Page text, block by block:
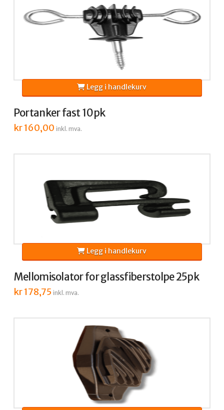
Portanker fast 10pk
kr160,00 inkl. mva.
Legg i handlekurv
Mellomisolator for glassfiberstolpe 25pk
kr178,75 inkl. mva.
Legg i handlekurv